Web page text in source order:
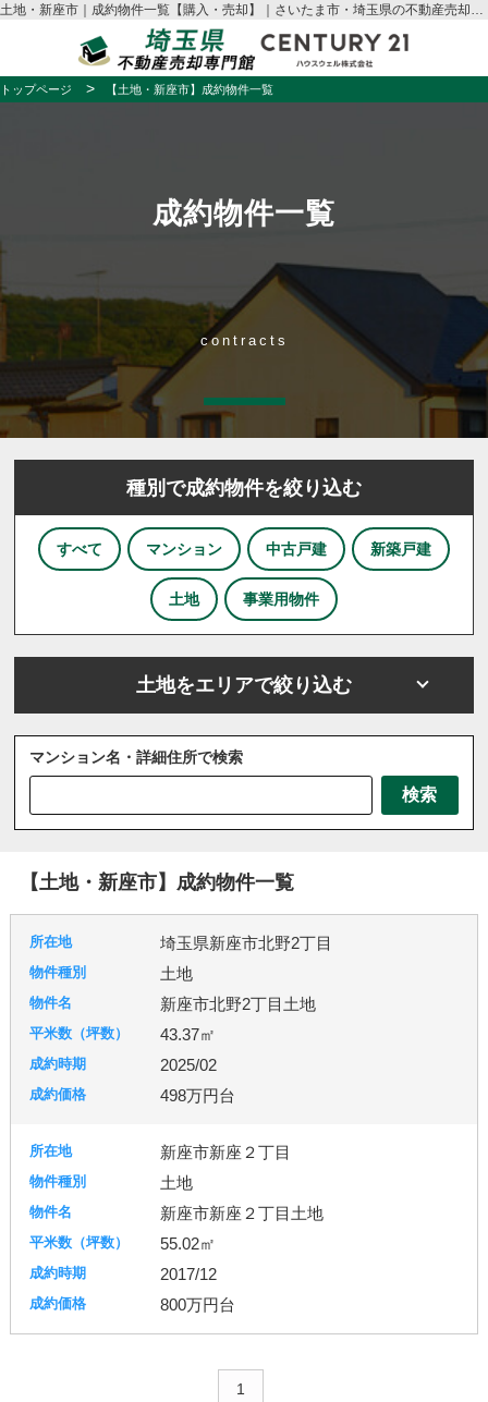
土地・新座市｜成約物件一覧【購入・売却】｜さいたま市・埼玉県の不動産売却はハウスウェル
トップページ 【土地・新座市】成約物件一覧
成約物件一覧
contracts
種別で成約物件を絞り込む
すべて マンション 中古戸建 新築戸建
土地 事業用物件
土地をエリアで絞り込む
三郷市
八潮市
北本市 吉川市 和光市
宮代町
杉戸町
東松山市 松伏町 桶川市
蕨市
上里町 伊奈町
日高市
鶴ヶ島市
羽生市
幸手市 北葛飾郡 富士見市
台東区 東京都北区 足立区
千葉市 流山市
秦野市 厚木市
古河市 つくば市 牛久市
マンション名・詳細住所で検索
検索
【土地・新座市】成約物件一覧
埼玉県新座市北野2丁目
土地
新座市北野2丁目土地
43.37㎡
2025/02
498万円台
新座市新座２丁目
土地
新座市新座２丁目土地
55.02㎡
2017/12
800万円台
1